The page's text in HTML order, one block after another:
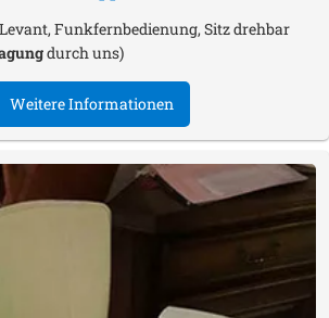
Funkfernbedienung, Sitz drehbar
durch uns)
Weitere Informationen